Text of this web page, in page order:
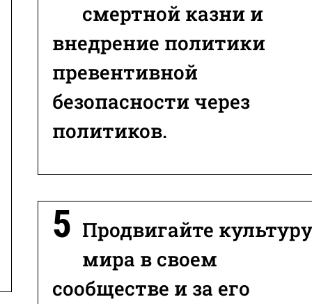
смертной казни и
внедрение политики
превентивной
безопасности через
политиков.
Продвигайте культуру
мира в своем
сообществе и за его